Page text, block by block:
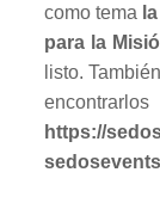
como tema
para la
listo.
https://
sedosevents